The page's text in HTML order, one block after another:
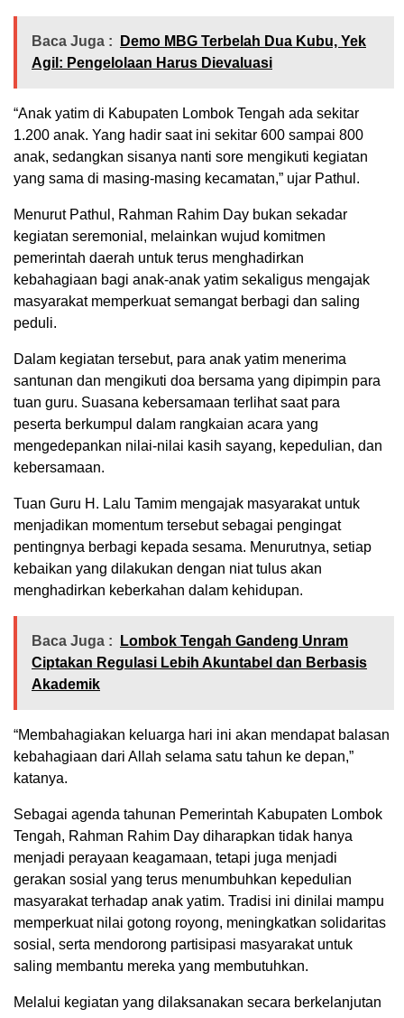
Baca Juga :
Demo MBG Terbelah Dua Kubu, Yek
Agil: Pengelolaan Harus Dievaluasi
“Anak yatim di Kabupaten Lombok Tengah ada sekitar
1.200 anak. Yang hadir saat ini sekitar 600 sampai 800
anak, sedangkan sisanya nanti sore mengikuti kegiatan
yang sama di masing-masing kecamatan,” ujar Pathul.
Menurut Pathul, Rahman Rahim Day bukan sekadar
kegiatan seremonial, melainkan wujud komitmen
pemerintah daerah untuk terus menghadirkan
kebahagiaan bagi anak-anak yatim sekaligus mengajak
masyarakat memperkuat semangat berbagi dan saling
peduli.
Dalam kegiatan tersebut, para anak yatim menerima
santunan dan mengikuti doa bersama yang dipimpin para
tuan guru. Suasana kebersamaan terlihat saat para
peserta berkumpul dalam rangkaian acara yang
mengedepankan nilai-nilai kasih sayang, kepedulian, dan
kebersamaan.
Tuan Guru H. Lalu Tamim mengajak masyarakat untuk
menjadikan momentum tersebut sebagai pengingat
pentingnya berbagi kepada sesama. Menurutnya, setiap
kebaikan yang dilakukan dengan niat tulus akan
menghadirkan keberkahan dalam kehidupan.
Baca Juga :
Lombok Tengah Gandeng Unram
Ciptakan Regulasi Lebih Akuntabel dan Berbasis
Akademik
“Membahagiakan keluarga hari ini akan mendapat balasan
kebahagiaan dari Allah selama satu tahun ke depan,”
katanya.
Sebagai agenda tahunan Pemerintah Kabupaten Lombok
Tengah, Rahman Rahim Day diharapkan tidak hanya
menjadi perayaan keagamaan, tetapi juga menjadi
gerakan sosial yang terus menumbuhkan kepedulian
masyarakat terhadap anak yatim. Tradisi ini dinilai mampu
memperkuat nilai gotong royong, meningkatkan solidaritas
sosial, serta mendorong partisipasi masyarakat untuk
saling membantu mereka yang membutuhkan.
Melalui kegiatan yang dilaksanakan secara berkelanjutan